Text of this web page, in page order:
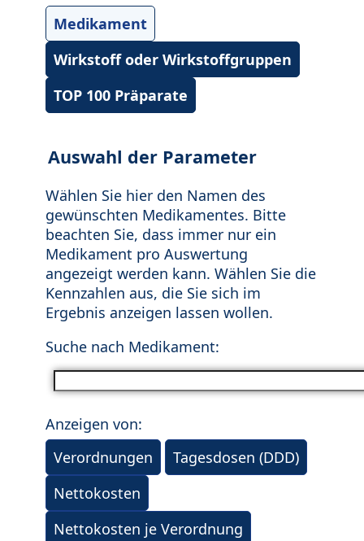
Medikament
Wirkstoff oder Wirkstoffgruppen
TOP 100 Präparate
Auswahl der Parameter
Wählen Sie hier den Namen des
gewünschten Medikamentes. Bitte
beachten Sie, dass immer nur ein
Medikament pro Auswertung
angezeigt werden kann. Wählen Sie die
Kennzahlen aus, die Sie sich im
Ergebnis anzeigen lassen wollen.
Suche nach Medikament:
Anzeigen von:
Verordnungen
Tagesdosen (DDD)
Nettokosten
Nettokosten je Verordnung